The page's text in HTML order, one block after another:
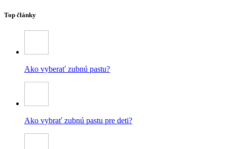
Top články
Ako vyberať zubnú pastu?
Ako vybrať zubnú pastu pre deti?